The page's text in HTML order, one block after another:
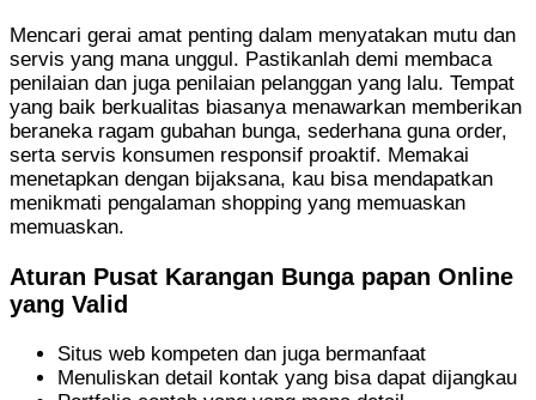
Mencari gerai amat penting dalam menyatakan mutu dan
servis yang mana unggul. Pastikanlah demi membaca
penilaian dan juga penilaian pelanggan yang lalu. Tempat
yang baik berkualitas biasanya menawarkan memberikan
beraneka ragam gubahan bunga, sederhana guna order,
serta servis konsumen responsif proaktif. Memakai
menetapkan dengan bijaksana, kau bisa mendapatkan
menikmati pengalaman shopping yang memuaskan
memuaskan.
Aturan Pusat Karangan Bunga papan Online
yang Valid
Situs web kompeten dan juga bermanfaat
Menuliskan detail kontak yang bisa dapat dijangkau